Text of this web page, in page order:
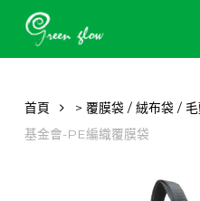
首頁 > 覆膜袋 / 絨布袋 /
基金會-PE編織覆膜袋